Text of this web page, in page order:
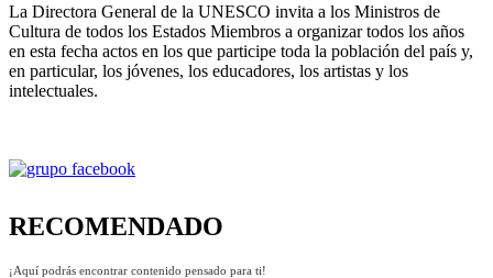
La Directora General de la UNESCO invita a los Ministros de
Cultura de todos los Estados Miembros a organizar todos los años
en esta fecha actos en los que participe toda la población del país y,
en particular, los jóvenes, los educadores, los artistas y los
intelectuales.
RECOMENDADO
¡Aquí podrás encontrar contenido pensado para ti!